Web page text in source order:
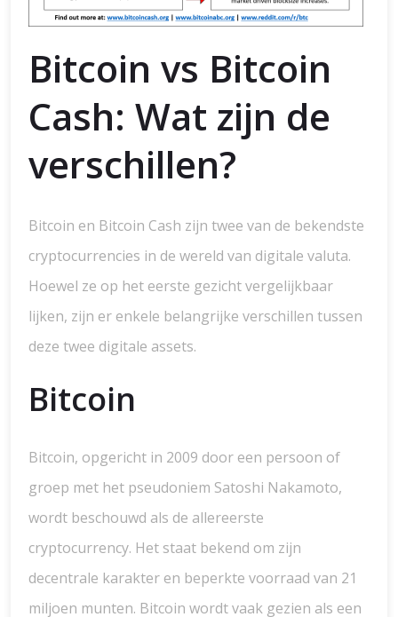
Bitcoin vs Bitcoin
Cash: Wat zijn de
verschillen?
Bitcoin en Bitcoin Cash zijn twee van de bekendste
cryptocurrencies in de wereld van digitale valuta.
Hoewel ze op het eerste gezicht vergelijkbaar
lijken, zijn er enkele belangrijke verschillen tussen
deze twee digitale assets.
Bitcoin
Bitcoin, opgericht in 2009 door een persoon of
groep met het pseudoniem Satoshi Nakamoto,
wordt beschouwd als de allereerste
cryptocurrency. Het staat bekend om zijn
decentrale karakter en beperkte voorraad van 21
miljoen munten. Bitcoin wordt vaak gezien als een